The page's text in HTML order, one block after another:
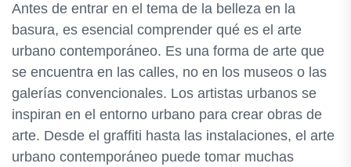
Antes de entrar en el tema de la belleza en la
basura, es esencial comprender qué es el arte
urbano contemporáneo. Es una forma de arte que
se encuentra en las calles, no en los museos o las
galerías convencionales. Los artistas urbanos se
inspiran en el entorno urbano para crear obras de
arte. Desde el graffiti hasta las instalaciones, el arte
urbano contemporáneo puede tomar muchas